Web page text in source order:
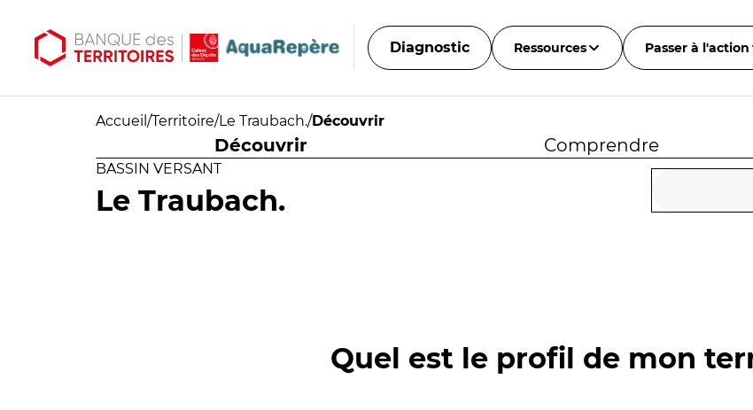
Diagnostic Ressources Passer à l'action
Accueil /Territoire/Le Traubach./Découvrir
Découvrir Comprendre
BASSIN VERSANT
Le Traubach.
Quel est le profil de mon